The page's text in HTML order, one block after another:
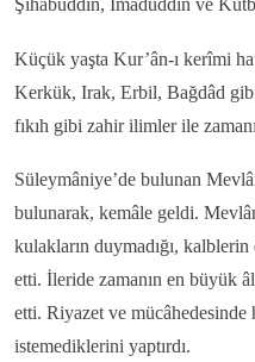
Şihâbüddîn, İmâdüddîn ve
Küçük yaşta Kur’ân-ı kerîmi
Kerkük, Irak, Erbil, Bağdâd
fıkıh gibi zahir ilimler ile
Süleymâniye’de bulunan
bulunarak, kemâle geldi.
kulakların duymadığı,
etti. İleride zamanın en büyük
etti. Riyazet ve
istemediklerini yaptırdı.